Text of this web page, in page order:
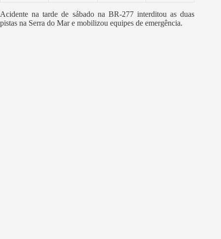
Acidente na tarde de sábado na BR-277 interditou as duas
pistas na Serra do Mar e mobilizou equipes de emergência.